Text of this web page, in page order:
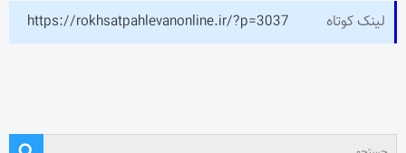
لینک کوتاه https://rokhsatpahlevanonline.ir/?p=3037